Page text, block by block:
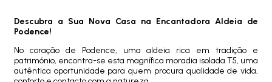
Descubra a Sua Nova Casa na Encantadora Aldeia de
Podence!
No coração de Podence, uma aldeia rica em tradição e
património, encontra-se esta magnífica moradia isolada T5, uma
autêntica oportunidade para quem procura qualidade de vida,